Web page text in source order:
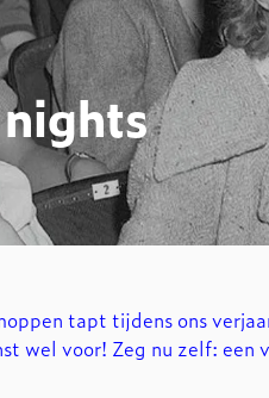
tapt tijdens ons
wel voor! Zeg nu zelf: